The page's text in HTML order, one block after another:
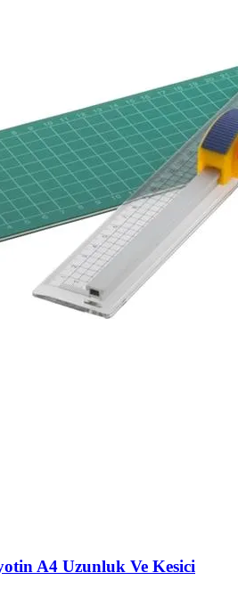
A4 Uzunluk Ve Kesici